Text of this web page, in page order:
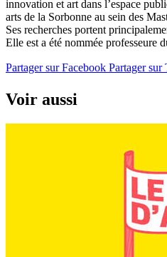
innovation et art dans l’espace
arts de la Sorbonne au sein des
Ses recherches portent
Elle est a été nommée professeure
Partager sur Facebook Partager sur
Voir aussi